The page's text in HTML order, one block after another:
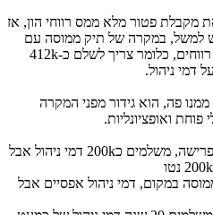
מקבלת פטור מלא ממס רווחי הון, אז
הפקדה בחודש למשל, במקרה של תיק ממוסה עם
2.2 מיליון כ1.65 מיליון מתוכם הם רווחים, כלומר צריך לשלם כ-412k
פה, הוא גידור מפני המקרה
ואופציונליות.
1) הכי טוב - מושכים כקצבה בגיל פרישה, משלמים כ200k דמי ניהול אבל
במקום, דמי ניהול אפסיים אבל